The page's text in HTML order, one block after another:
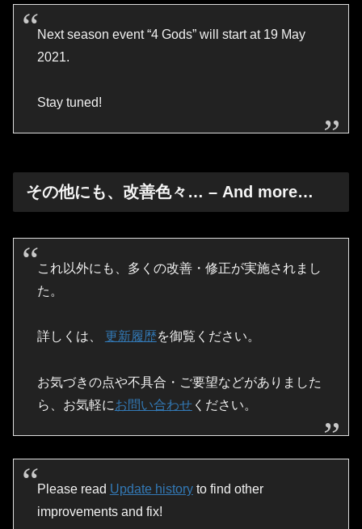
Next season event “4 Gods” will start at 19 May
2021.
Stay tuned!
その他にも、改善色々… – And more…
これ以外にも、多くの改善・修正が実施されまし
た。
詳しくは、 更新履歴を御覧ください。
お気づきの点や不具合・ご要望などがありました
ら、お気軽にお問い合わせください。
Please read Update historyto find other
improvements and fix!